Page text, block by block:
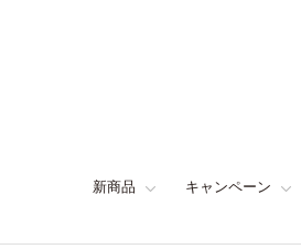
新商品 キャンペーン